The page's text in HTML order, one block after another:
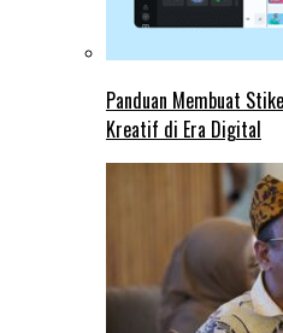
Panduan Membuat
Kreatif di Era Digital